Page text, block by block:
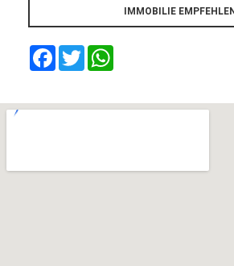
Facebook
Twitter